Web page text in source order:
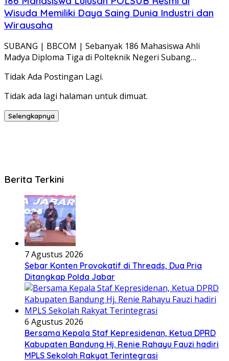
Wisuda Memiliki Daya Saing Dunia Industri dan
Wirausaha
SUBANG | BBCOM | Sebanyak 186 Mahasiswa Ahli
Madya Diploma Tiga di Polteknik Negeri Subang…
Tidak Ada Postingan Lagi.
Tidak ada lagi halaman untuk dimuat.
Selengkapnya
Berita Terkini
7 Agustus 2026
Sebar Konten Provokatif di Threads, Dua Pria
Ditangkap Polda Jabar
6 Agustus 2026
Bersama Kepala Staf Kepresidenan, Ketua DPRD
Kabupaten Bandung Hj. Renie Rahayu Fauzi hadiri
MPLS Sekolah Rakyat Terintegrasi